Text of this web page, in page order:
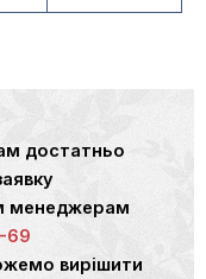
достатньо
менеджерам
69
вирішити